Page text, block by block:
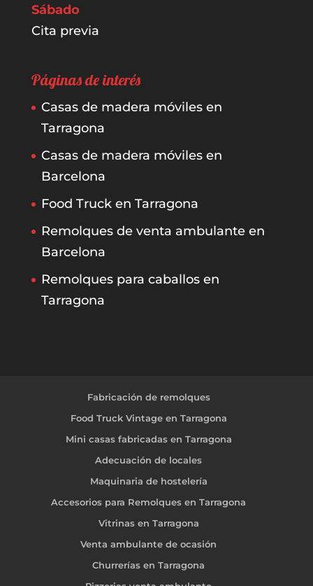
Sábado
Cita previa
Páginas de interés
Casas de madera móviles en
Tarragona
Casas de madera móviles en
Barcelona
Food Truck en Tarragona
Remolques de venta ambulante en
Barcelona
Remolques para caballos en
Tarragona
Fabricación de remolques
Food Truck Vintage en Tarragona
Mini casas fabricadas en Tarragona
Adecuación de locales
Maquinaria de hostelería
Accesorios para Remolques en Tarragona
Vitrinas en Tarragona
Venta ambulante de ocasión
Churrerías en Tarragona